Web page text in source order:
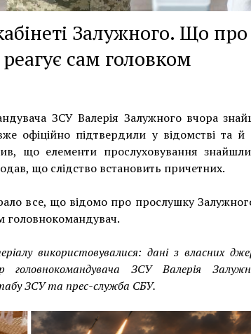
Залужного. Що про
сам головком
ЗСУ Валерія Залужного вчора
офіційно підтвердили у відомстві та й
що елементи прослуховування
що слідство встановить причетних.
все, що відомо про прослушку
головнокомандувач.
використовувалися: дані з власних
головнокомандувача ЗСУ Валерія
ЗСУ та прес-служба СБУ.